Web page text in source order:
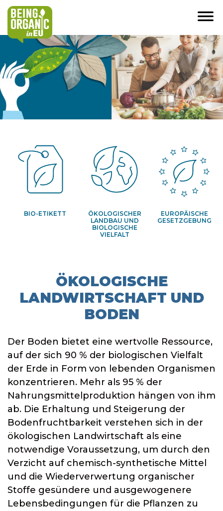
BIO-ETIKETT
ÖKOLOGISCHER
LANDBAU UND
BIOLOGISCHE
VIELFALT
EUROPÄISCHE
GESETZGEBUNG
ÖKOLOGISCHE
LANDWIRTSCHAFT UND
BODEN
Der Boden bietet eine wertvolle Ressource,
auf der sich 90 % der biologischen Vielfalt
der Erde in Form von lebenden Organismen
konzentrieren. Mehr als 95 % der
Nahrungsmittelproduktion hängen von ihm
ab. Die Erhaltung und Steigerung der
Bodenfruchtbarkeit verstehen sich in der
ökologischen Landwirtschaft als eine
notwendige Voraussetzung, um durch den
Verzicht auf chemisch-synthetische Mittel
und die Wiederverwertung organischer
Stoffe gesündere und ausgewogenere
Lebensbedingungen für die Pflanzen zu